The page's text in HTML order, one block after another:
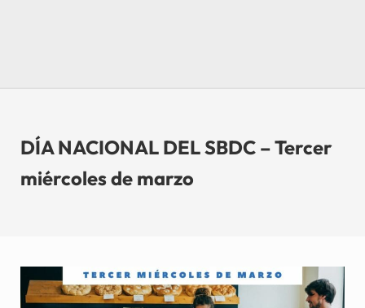
DÍA NACIONAL DEL SBDC – Tercer
miércoles de marzo